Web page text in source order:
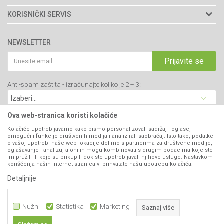
Adresa: Kraljevačkog bataljona 235/2
34000 Kragujevac, Srbija
webshop@agromarket.rs
PIB: 102135221
Matični broj: 07593252
O nama
Prodavnice
Brendovi
Katalozi
Blog
Najčešća pitanja
KORISNIČKI SERVIS
Politika privatnosti
Kako kupiti
Isporuka
Click & Collect
Načini plaćanja
Plaćanje karticama
Web kredit Raiffeisen banke
Pravo na odustajanje
Reklamacije
Zamena artikala
NEWSLETTER
Prijavite se
Anti-spam zaštita - izračunajte koliko je 2 + 3 :
VIBER I SMS NEWSLETTER
Prijavite se
PRATITE NAS
Ova web-stranica koristi kolačiće
Kolačiće upotrebljavamo kako bismo personalizovali sadržaj i oglase,
omogućili funkcije društvenih medija i analizirali saobraćaj. Isto tako, podatke
o vašoj upotrebi naše web-lokacije delimo s partnerima za društvene medije,
oglašavanje i analizu, a oni ih mogu kombinovati s drugim podacima koje ste
im pružili ili koje su prikupili dok ste upotrebljavali njihove usluge. Nastavkom
korišćenja naših internet stranica vi prihvatate našu upotrebu kolačića.
Detaljnije
Nužni Statistika Marketing Saznaj više